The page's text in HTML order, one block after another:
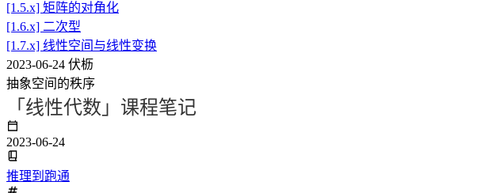
[1.5.x] 矩阵的对角化
[1.6.x] 二次型
[1.7.x] 线性空间与线性变换
2023-06-24 伏枥
抽象空间的秩序
「线性代数」课程笔记
2023-06-24
推理到跑通